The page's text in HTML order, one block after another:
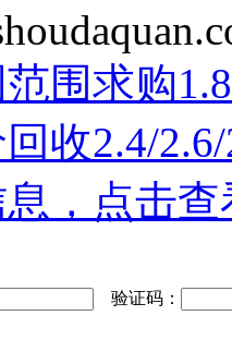
围求购
收2.4/
，点击查
验证码：